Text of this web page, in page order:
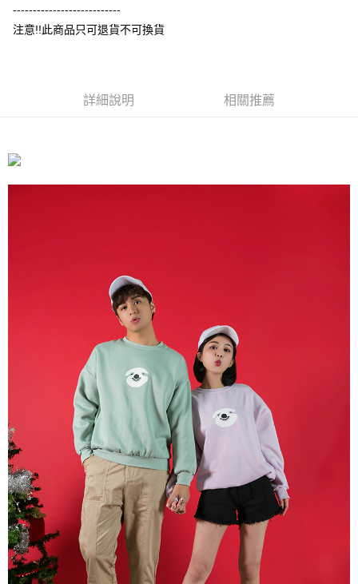
【繳款方式說明】
買賣價金債權讓與本公司後，依約使用本公司帳單繳交帳款。
２．便利：只要手機號碼，簡訊認證，即可結帳。
３．安心：先確認商品／服務後，再付款。
２．訂單成立數日內，您將收到繳費通知簡訊。
３．收到繳費通知簡訊後14天內，點擊此簡訊中的連結，可透過四大超商／
後付繳納相關費用。
權轉讓予恩沛科技股份有限公司。
２．關於個人資料處理事宜，請瀏覽以下網址：
https://aftee.tw/terms/#terms3
３．未成年的使用者請事先徵得法定代理人或監護人之同意方可使用
「AFTEE先享後付」，若未經同意申辦者引起之損失，本公司不負相關責
４．使用「AFTEE先享後付」時，將依據個別帳號之用戶狀況，依本公司即
時審查核予不同之上限額度；若仍有額度不足之情形，本公司將視審查結果
請求用戶進行身份認證。
５．嚴禁一人註冊多個帳號或使用他人資訊註冊。若發現惡意使用之情形，
恩沛科技股份有限公司將有權停止該用戶之使用額度並採取法律行動。
全家付款取貨
每筆NT$60，滿NT$899(含以上)免運費
每筆NT$65，滿NT$899(含以上)免運費
---------------------------
注意!!此商品只可退貨不可換貨
詳細說明 相關推薦